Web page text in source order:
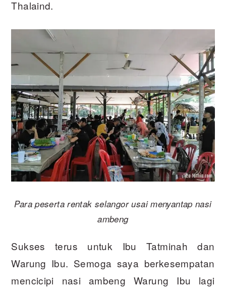
Thalaind.
Para peserta rentak selangor usai menyantap nasi
ambeng
Sukses terus untuk Ibu Tatminah dan
Warung Ibu. Semoga saya berkesempatan
mencicipi nasi ambeng Warung Ibu lagi